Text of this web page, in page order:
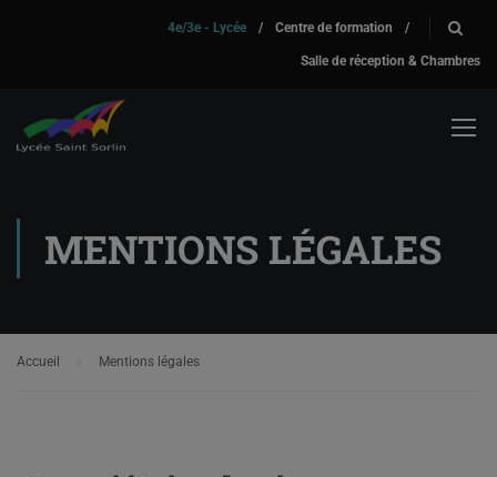
4e/3e - Lycée / Centre de formation /
Salle de réception & Chambres
MENTIONS LÉGALES
Accueil Mentions légales